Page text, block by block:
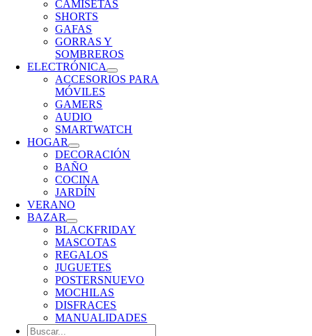
CAMISETAS
SHORTS
GAFAS
GORRAS Y
SOMBREROS
ELECTRÓNICA
ACCESORIOS PARA
MÓVILES
GAMERS
AUDIO
SMARTWATCH
HOGAR
DECORACIÓN
BAÑO
COCINA
JARDÍN
VERANO
BAZAR
BLACKFRIDAY
MASCOTAS
REGALOS
JUGUETES
POSTERSNUEVO
MOCHILAS
DISFRACES
MANUALIDADES
Buscar: